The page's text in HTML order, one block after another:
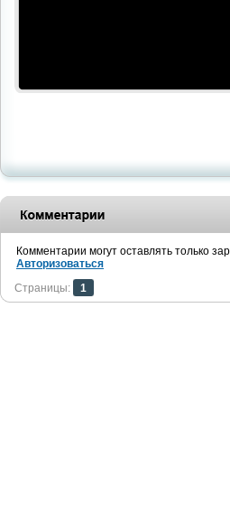
Комментарии могут оставлять только
Авторизоваться
Страницы:
1